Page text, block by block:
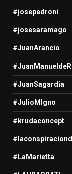
#josepedroni
#josesaramago
#JuanArancio
#JuanSagardia
#JulioMIgno
#krudaconcept
#LaMarietta